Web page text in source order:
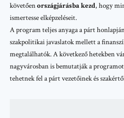
követőenországjárásba kezd, hogy
ismertesse elképzeléseit.
A program teljes anyagaa párt
szakpolitikai javaslatok mellett a
megtalálhatók. A következő hetekben
nagyvárosban is bemutatják a
tehetnek fel a párt vezetőinek és